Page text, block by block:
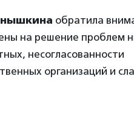
обратила
на решение проблем
несогласованности
организаций и